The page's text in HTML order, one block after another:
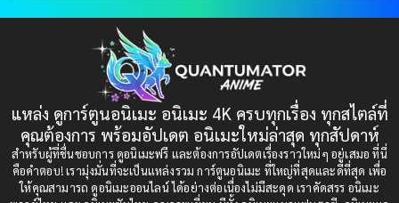
Bondage (ทาส)(1)
(1)
Censored (เซ็นเซอร์)(19)
Comedy (ตลก)(235)
1997
1993
1991
1989
1988
1987
1985
1984
1983
แหล่ง ดูการ์ตูนอนิเมะ อนิเมะ 4K ครบทุกเรื่อง ทุกสไตล์ที่
คุณต้องการ พร้อมอัปเดต อนิเมะใหม่ล่าสุด ทุกสัปดาห์
สำหรับผู้ที่ชื่นชอบการ ดูอนิเมะฟรี และต้องการอัปเดตเรื่องราวใหม่ๆ อยู่เสมอ ที่นี่
คือคำตอบ! เรามุ่งมั่นที่จะเป็นแหล่งรวม การ์ตูนอนิเมะ ที่ใหญ่ที่สุดและดีที่สุด เพื่อ
ให้คุณสามารถ ดูอนิเมะออนไลน์ ได้อย่างต่อเนื่องไม่มีสะดุด เราคัดสรร อนิเมะ